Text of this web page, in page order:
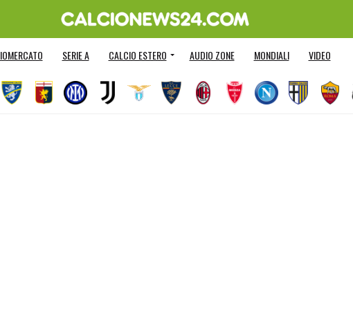
SERIE A CALCIO ESTERO AUDIO ZONE MONDIALI VIDEO